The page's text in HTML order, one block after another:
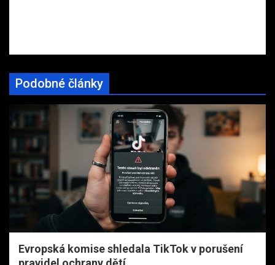
Podobné články
Evropská komise shledala TikTok v porušení